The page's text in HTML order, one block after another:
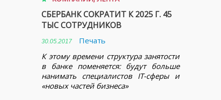
СБЕРБАНК СОКРАТИТ К 2025 Г. 45
ТЫС СОТРУДНИКОВ
30.05.2017
Печать
К этому времени структура занятости
в банке поменяется: будут больше
нанимать специалистов IT-сферы и
«новых частей бизнеса»